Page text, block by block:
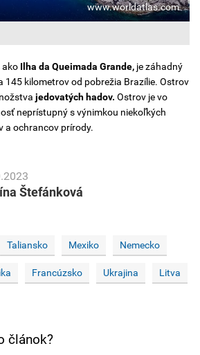
www.worldatlas.com
ako Ilha da Queimada Grande, je záhadný
145 kilometrov od pobrežia Brazílie. Ostrov
jedovatých hadov. Ostrov je vo
neprístupný s výnimkou niekoľkých
a ochrancov prírody.
Štefánková
Taliansko Mexiko Nemecko
Francúzsko Ukrajina Litva
článok?